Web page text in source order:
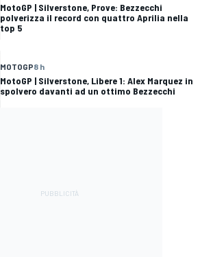
MotoGP | Silverstone, Prove: Bezzecchi
polverizza il record con quattro Aprilia nella
top 5
MOTOGP8 h
MotoGP | Silverstone, Libere 1: Alex Marquez in
spolvero davanti ad un ottimo Bezzecchi